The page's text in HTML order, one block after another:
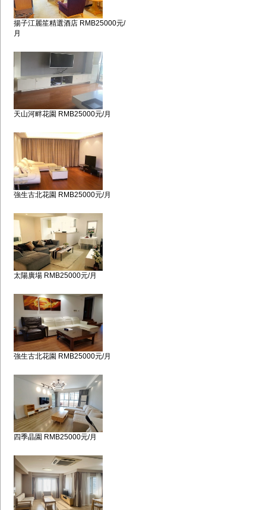
揚子江麗笙精選酒店 RMB25000元/
月
天山河畔花園 RMB25000元/月
強生古北花園 RMB25000元/月
太陽廣場 RMB25000元/月
強生古北花園 RMB25000元/月
四季晶園 RMB25000元/月